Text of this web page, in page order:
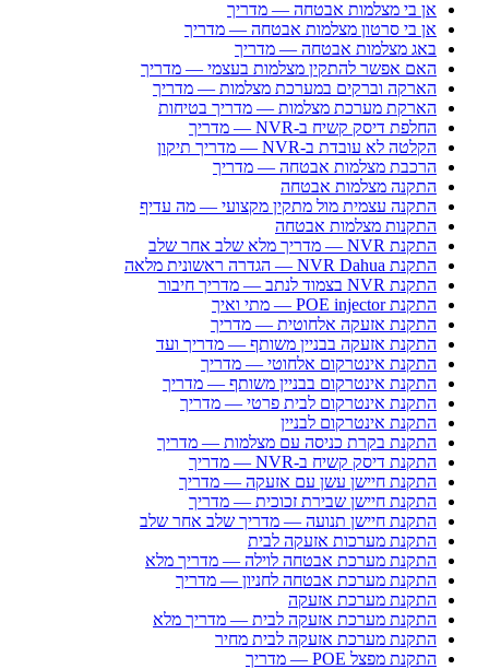
אן בי מצלמות אבטחה — מדריך
אן בי סרטון מצלמות אבטחה — מדריך
באג מצלמות אבטחה — מדריך
האם אפשר להתקין מצלמות בעצמי — מדריך
הארקה וברקים במערכת מצלמות — מדריך
הארקת מערכת מצלמות — מדריך בטיחות
החלפת דיסק קשיח ב-NVR — מדריך
הקלטה לא עובדת ב-NVR — מדריך תיקון
הרכבת מצלמות אבטחה — מדריך
התקנה מצלמות אבטחה
התקנה עצמית מול מתקין מקצועי — מה עדיף
התקנות מצלמות אבטחה
התקנת NVR — מדריך מלא שלב אחר שלב
התקנת NVR Dahua — הגדרה ראשונית מלאה
התקנת NVR בצמוד לנתב — מדריך חיבור
התקנת POE injector — מתי ואיך
התקנת אזעקה אלחוטית — מדריך
התקנת אזעקה בבניין משותף — מדריך ועד
התקנת אינטרקום אלחוטי — מדריך
התקנת אינטרקום בבניין משותף — מדריך
התקנת אינטרקום לבית פרטי — מדריך
התקנת אינטרקום לבניין
התקנת בקרת כניסה עם מצלמות — מדריך
התקנת דיסק קשיח ב-NVR — מדריך
התקנת חיישן עשן עם אזעקה — מדריך
התקנת חיישן שבירת זכוכית — מדריך
התקנת חיישן תנועה — מדריך שלב אחר שלב
התקנת מערכות אזעקה לבית
התקנת מערכת אבטחה לוילה — מדריך מלא
התקנת מערכת אבטחה לחניון — מדריך
התקנת מערכת אזעקה
התקנת מערכת אזעקה לבית — מדריך מלא
התקנת מערכת אזעקה לבית מחיר
התקנת מפצל POE — מדריך